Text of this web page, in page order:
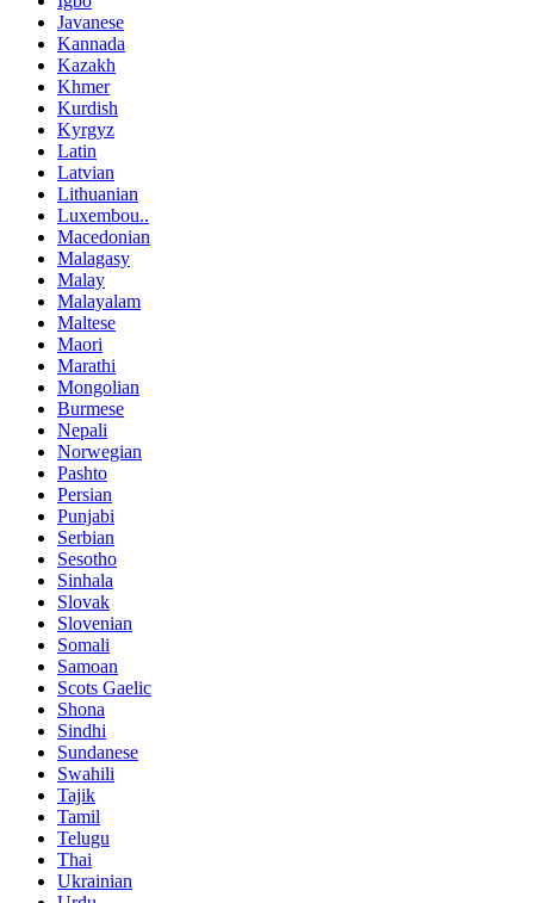
Javanese
Kannada
Kazakh
Khmer
Kurdish
Kyrgyz
Latin
Latvian
Lithuanian
Luxembou..
Macedonian
Malagasy
Malay
Malayalam
Maltese
Maori
Marathi
Mongolian
Burmese
Nepali
Norwegian
Pashto
Persian
Punjabi
Serbian
Sesotho
Sinhala
Slovak
Slovenian
Somali
Samoan
Scots Gaelic
Shona
Sindhi
Sundanese
Swahili
Tajik
Tamil
Telugu
Thai
Ukrainian